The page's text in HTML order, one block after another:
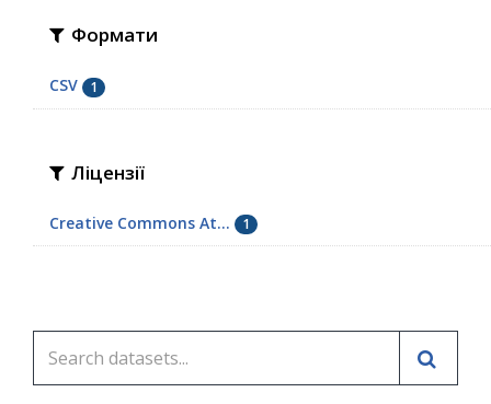
Формати
CSV 1
Ліцензії
Creative Commons At... 1